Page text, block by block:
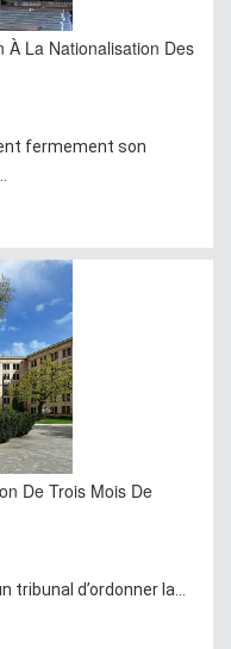
À La Nationalisation Des
fermement son
De Trois Mois De
d’ordonner la...